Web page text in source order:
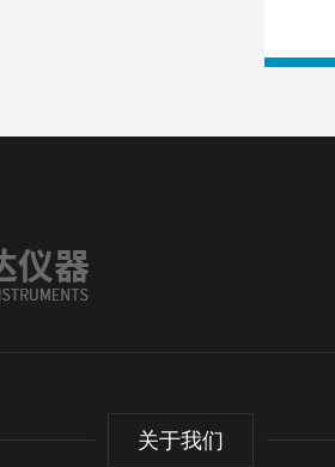
关于我们